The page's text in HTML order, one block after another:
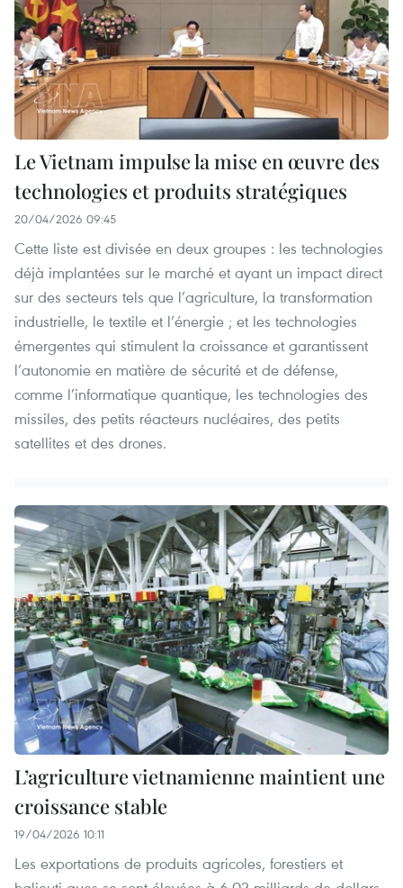
Le Vietnam impulse la mise en œuvre des
technologies et produits stratégiques
20/04/2026 09:45
Cette liste est divisée en deux groupes : les technologies
déjà implantées sur le marché et ayant un impact direct
sur des secteurs tels que l’agriculture, la transformation
industrielle, le textile et l’énergie ; et les technologies
émergentes qui stimulent la croissance et garantissent
l’autonomie en matière de sécurité et de défense,
comme l’informatique quantique, les technologies des
missiles, des petits réacteurs nucléaires, des petits
satellites et des drones.
L’agriculture vietnamienne maintient une
croissance stable
19/04/2026 10:11
Les exportations de produits agricoles, forestiers et